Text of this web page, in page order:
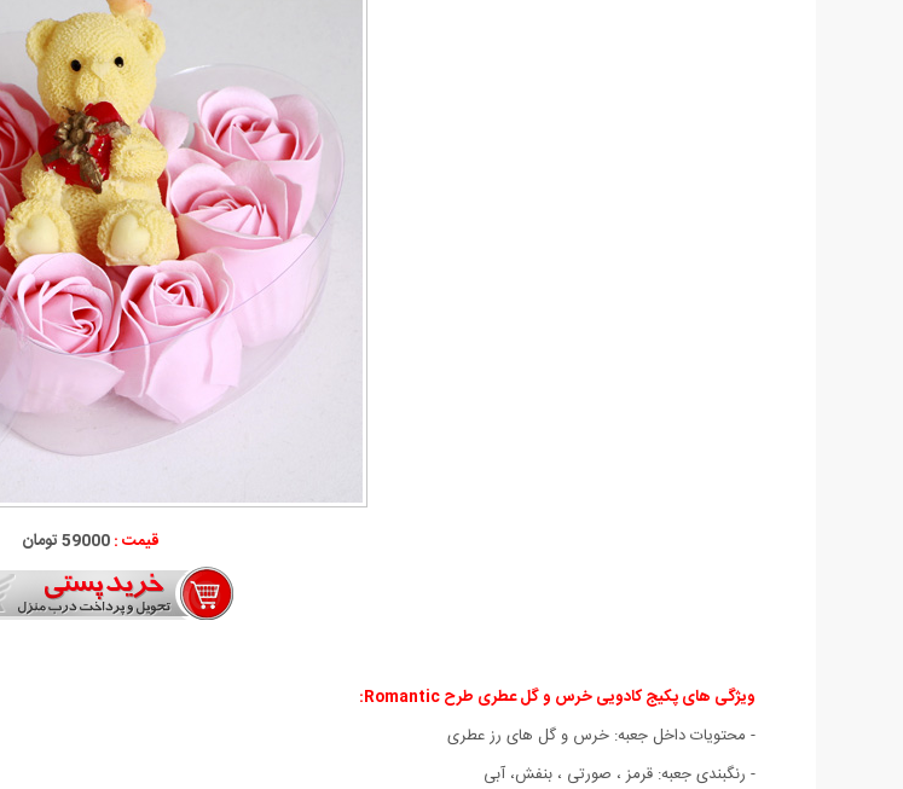
قیمت :59000 تومان
ویژگی های پکیج کادویی خرس و گل عطری طرح Romantic:
- محتویات داخل جعبه‏:‏ خرس و گل های رز عطری
- رنگبندی جعبه: قرمز ، صورتی ، بنفش، آبی